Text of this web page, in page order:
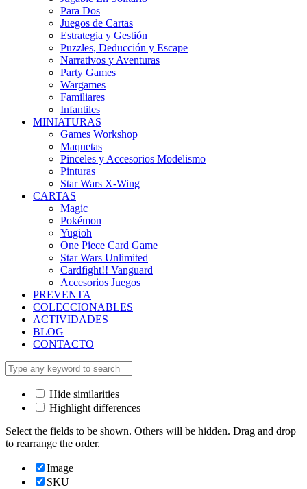
Para Dos
Juegos de Cartas
Estrategia y Gestión
Puzzles, Deducción y Escape
Narrativos y Aventuras
Party Games
Wargames
Familiares
Infantiles
MINIATURAS
Games Workshop
Maquetas
Pinceles y Accesorios Modelismo
Pinturas
Star Wars X-Wing
CARTAS
Magic
Pokémon
Yugioh
One Piece Card Game
Star Wars Unlimited
Cardfight!! Vanguard
Accesorios Juegos
PREVENTA
COLECCIONABLES
ACTIVIDADES
BLOG
CONTACTO
Hide similarities
Highlight differences
Select the fields to be shown. Others will be hidden. Drag and drop
to rearrange the order.
Image
SKU